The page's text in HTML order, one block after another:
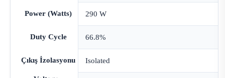
Power (Watts) 290 W
Duty Cycle 66.8%
Çıkış İzolasyonu Isolated